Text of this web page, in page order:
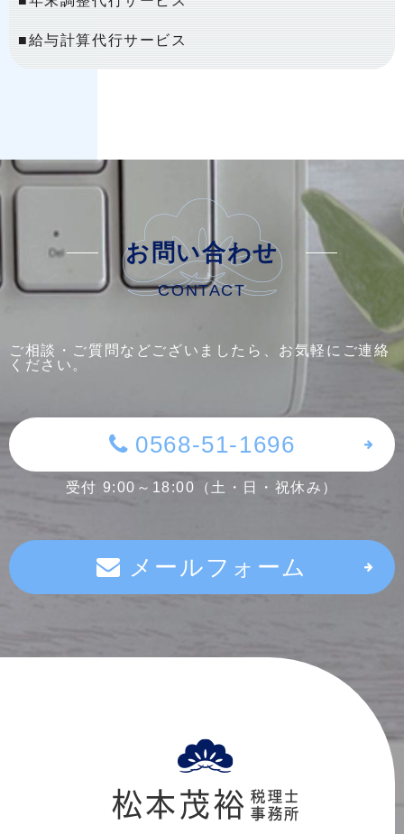
■給与計算代行サービス
お問い合わせ
CONTACT
ご相談・ご質問などございましたら、お気軽にご連絡
ください。
0568-51-1696
受付 9:00～18:00（土・日・祝休み）
メールフォーム